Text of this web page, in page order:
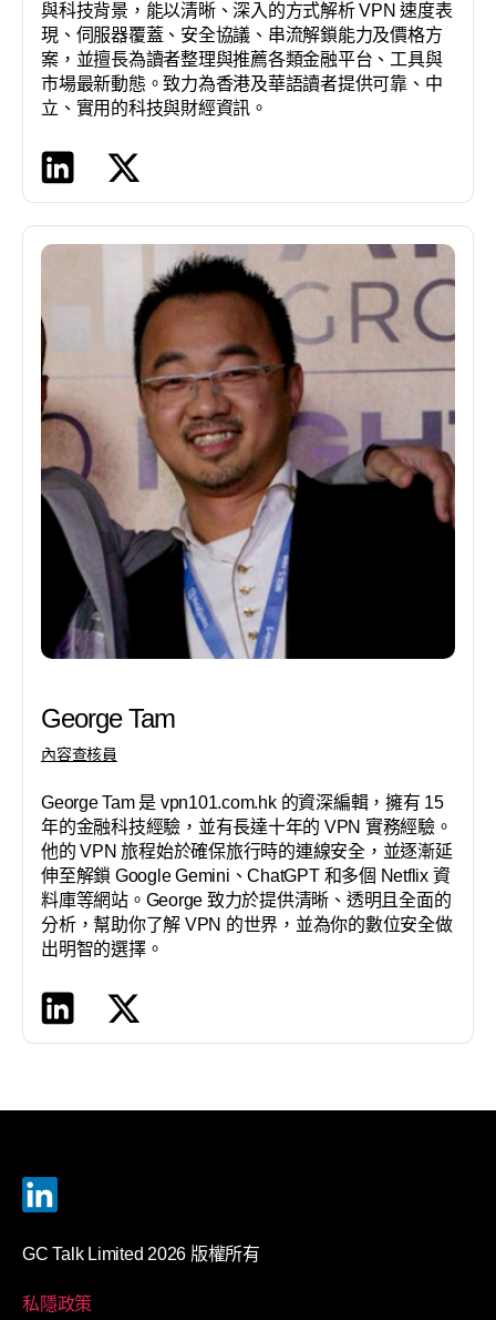
與科技背景，能以清晰、深入的方式解析 VPN 速度表
現、伺服器覆蓋、安全協議、串流解鎖能力及價格方
案，並擅長為讀者整理與推薦各類金融平台、工具與
市場最新動態。致力為香港及華語讀者提供可靠、中
立、實用的科技與財經資訊。
George Tam
內容查核員
George Tam 是 vpn101.com.hk 的資深編輯，擁有 15
年的金融科技經驗，並有長達十年的 VPN 實務經驗。
他的 VPN 旅程始於確保旅行時的連線安全，並逐漸延
伸至解鎖 Google Gemini、ChatGPT 和多個 Netflix 資
料庫等網站。George 致力於提供清晰、透明且全面的
分析，幫助你了解 VPN 的世界，並為你的數位安全做
出明智的選擇。
GC Talk Limited 2026 版權所有
私隱政策